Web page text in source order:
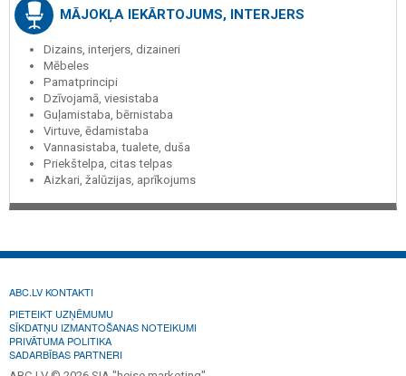
MĀJOKĻA IEKĀRTOJUMS, INTERJERS
Dizains, interjers, dizaineri
Mēbeles
Pamatprincipi
Dzīvojamā, viesistaba
Guļamistaba, bērnistaba
Virtuve, ēdamistaba
Vannasistaba, tualete, duša
Priekštelpa, citas telpas
Aizkari, žalūzijas, aprīkojums
ABC.LV KONTAKTI
PIETEIKT UZŅĒMUMU
SĪKDATŅU IZMANTOŠANAS NOTEIKUMI
PRIVĀTUMA POLITIKA
SADARBĪBAS PARTNERI